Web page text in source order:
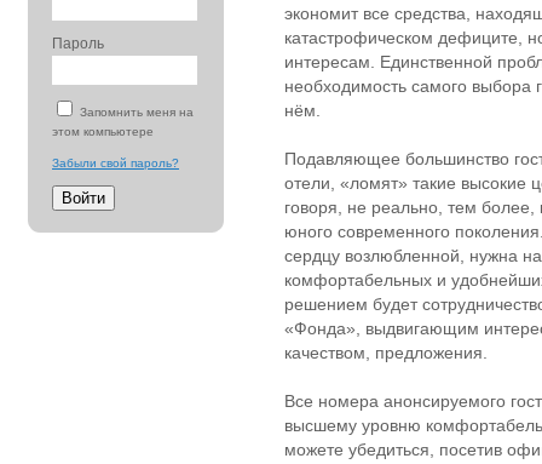
экономит все средства,
катастрофическом дефиците,
интересам. Единственной
необходимость самого выбора
нём.
Подавляющее большинство
отели, «ломят» такие высокие
говоря, не реально, тем более,
юного современного
сердцу возлюбленной, нужна
комфортабельных и
решением будет
«Фонда», выдвигающим
качеством, предложения.
Все номера анонсируемого
высшему уровню
можете убедиться, посетив
Пароль
Запомнить меня на
этом компьютере
Забыли свой пароль?